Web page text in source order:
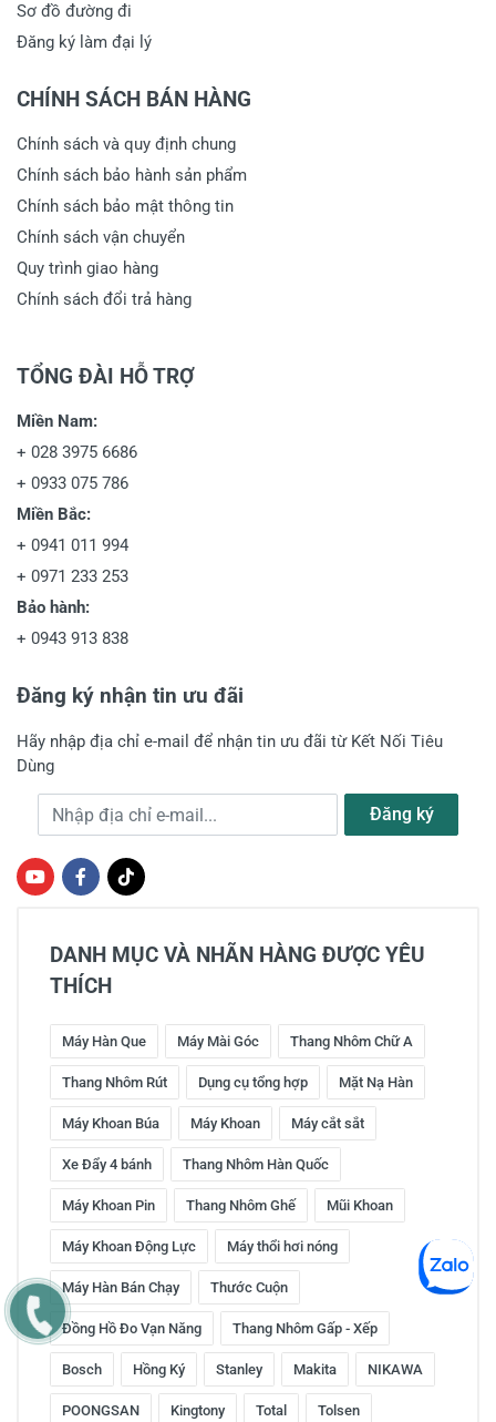
Sơ đồ đường đi
Đăng ký làm đại lý
CHÍNH SÁCH BÁN HÀNG
Chính sách và quy định chung
Chính sách bảo hành sản phẩm
Chính sách bảo mật thông tin
Chính sách vận chuyển
Quy trình giao hàng
Chính sách đổi trả hàng
TỔNG ĐÀI HỖ TRỢ
Miền Nam:
+ 028 3975 6686
+ 0933 075 786
Miền Bắc:
+ 0941 011 994
+ 0971 233 253
Bảo hành:
+ 0943 913 838
Đăng ký nhận tin ưu đãi
Hãy nhập địa chỉ e-mail để nhận tin ưu đãi từ Kết Nối Tiêu
Dùng
Địa chỉ e-mail Đăng ký
DANH MỤC VÀ NHÃN HÀNG ĐƯỢC YÊU
THÍCH
Máy Hàn Que Máy Mài Góc Thang Nhôm Chữ A
Thang Nhôm Rút Dụng cụ tổng hợp Mặt Nạ Hàn
Máy Khoan Búa Máy Khoan Máy cắt sắt
Xe Đẩy 4 bánh Thang Nhôm Hàn Quốc
Máy Khoan Pin Thang Nhôm Ghế Mũi Khoan
Máy Khoan Động Lực Máy thổi hơi nóng
Máy Hàn Bán Chạy Thước Cuộn
Đồng Hồ Đo Vạn Năng Thang Nhôm Gấp - Xếp
Bosch Hồng Ký Stanley Makita NIKAWA
POONGSAN Kingtony Total Tolsen